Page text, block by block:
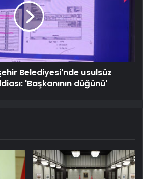
Belediyesi'nde usulsüz
'Başkanının düğünü'